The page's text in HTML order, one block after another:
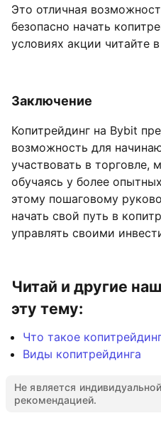
Это отличная
безопасно начать
условиях акции читайте в
Заключение
Копитрейдинг на Bybit
возможность для
участвовать в торговле,
обучаясь у более
этому пошаговому
начать свой путь в
управлять своими
Читай и другие
эту тему:
Что такое
Виды копитрейдинга
Не является
рекомендацией.